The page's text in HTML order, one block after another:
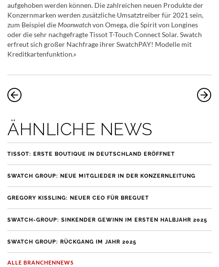
aufgehoben werden können. Die zahlreichen neuen Produkte der
Konzernmarken werden zusätzliche Umsatztreiber für 2021 sein,
zum Beispiel dieMoonwatchvon Omega, die Spirit von Longines
oder die sehr nachgefragte Tissot T-Touch Connect Solar. Swatch
erfreut sich großer Nachfrage ihrer SwatchPAY! Modelle mit
Kreditkartenfunktion.»
ÄHNLICHE NEWS
TISSOT: ERSTE BOUTIQUE IN DEUTSCHLAND ERÖFFNET
SWATCH GROUP: NEUE MITGLIEDER IN DER KONZERNLEITUNG
GREGORY KISSLING: NEUER CEO FÜR BREGUET
SWATCH-GROUP: SINKENDER GEWINN IM ERSTEN HALBJAHR 2025
SWATCH GROUP: RÜCKGANG IM JAHR 2025
ALLE BRANCHENNEWS